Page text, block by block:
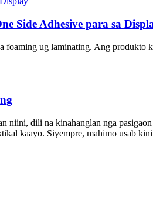
Side Adhesive para sa
foaming ug laminating. Ang produkto
dili na kinahanglan nga pasigaon
kaayo. Siyempre, mahimo usab